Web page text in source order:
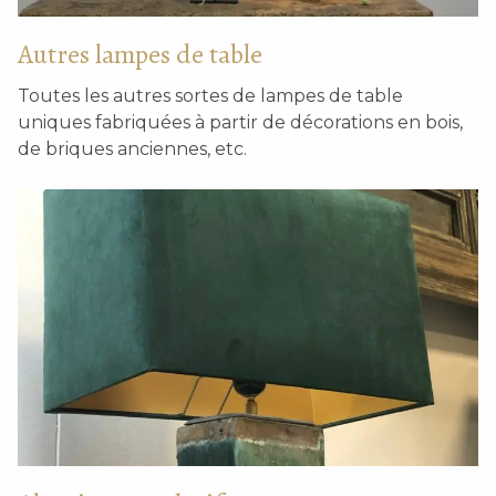
Autres lampes de table
Toutes les autres sortes de lampes de table
uniques fabriquées à partir de décorations en bois,
de briques anciennes, etc.